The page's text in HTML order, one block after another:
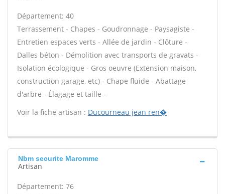
Département: 40
Terrassement - Chapes - Goudronnage - Paysagiste -
Entretien espaces verts - Allée de jardin - Clôture -
Dalles béton - Démolition avec transports de gravats -
Isolation écologique - Gros oeuvre (Extension maison,
construction garage, etc) - Chape fluide - Abattage
d'arbre - Élagage et taille -
Voir la fiche artisan : Ducourneau jean ren�
Nbm securite Maromme
Artisan
Département: 76